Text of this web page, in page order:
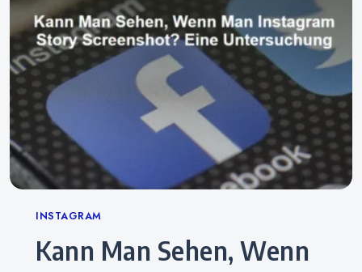
Categories
INSTAGRAM
Kann Man Sehen, Wenn